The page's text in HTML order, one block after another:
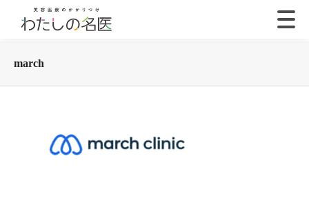
march